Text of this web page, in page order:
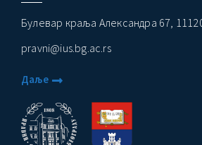
Булевар краља Александра 67,
pravni@ius.bg.ac.rs
Даље